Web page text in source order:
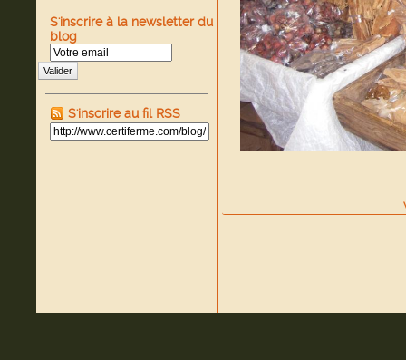
S'inscrire à la newsletter du
blog
Valider
S'inscrire au fil RSS